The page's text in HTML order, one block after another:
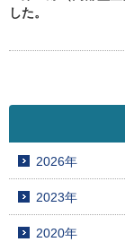
した。
2026年
2023年
2020年